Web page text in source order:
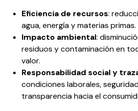
Eficiencia de recursos:
agua, energía y materias primas.
Impacto ambiental:
residuos y contaminación en
valor.
Responsabilidad social y
condiciones laborales,
transparencia hacia el